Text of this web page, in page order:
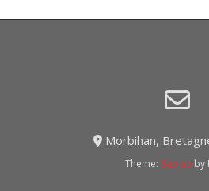
Morbihan,
Theme: Sabino by